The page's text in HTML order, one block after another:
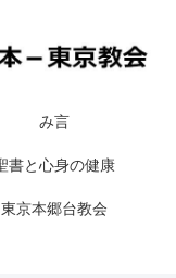
み言
書と心身の健康
東京本郷台教会